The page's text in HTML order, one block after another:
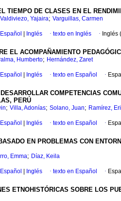
TIEMPO DE CLASES EN EL
Valdiviezo, Yajaira; Varguillas, Carmen
Inglés · texto en Inglés · Inglés
EL ACOMPAÑAMIENTO
Humberto; Hernández, Zaret
Inglés · texto en Español ·
COMPETENCIAS
PERÚ
; Villa, Adonías; Solano, Juan; Ramírez,
Inglés · texto en Español ·
EN PROBLEMAS CON
Emma; Díaz, Keila
Inglés · texto en Español ·
ETNOHISTÓRICAS SOBRE LOS